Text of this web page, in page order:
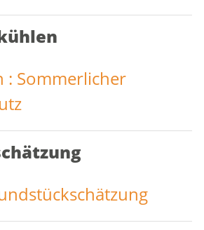
: Sommerlicher